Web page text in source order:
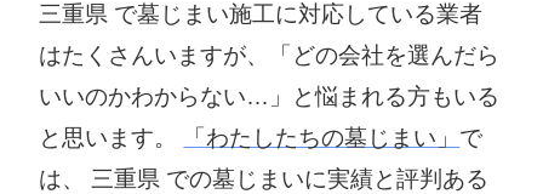
三重県 で墓じまい施工に対応している業者
はたくさんいますが、「どの会社を選んだら
いいのかわからない…」と悩まれる方もいる
と思います。
「わたしたちの墓じまい」 で
は、 三重県 での墓じまいに実績と評判ある